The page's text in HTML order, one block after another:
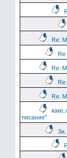
Re:
Re:
Re:
каке,
писание"
Зи,